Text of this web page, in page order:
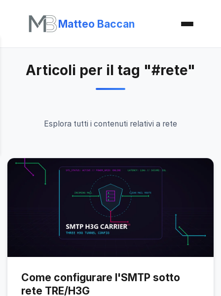
Matteo Baccan
Articoli per il tag "#rete"
Esplora tutti i contenuti relativi a rete
Come configurare l'SMTP sotto
rete TRE/H3G